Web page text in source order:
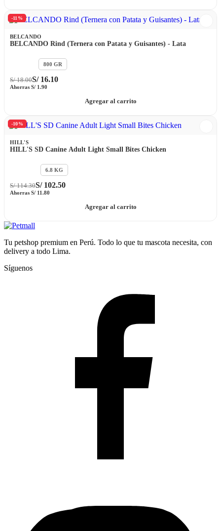
-11%
BELCANDO
BELCANDO Rind (Ternera con Patata y Guisantes) - Lata
800 GR
S/18.00S/16.10
Ahorras S/ 1.90
Agregar al carrito
-10%
HILL'S
HILL'S SD Canine Adult Light Small Bites Chicken
6.8 KG
S/114.30S/102.50
Ahorras S/ 11.80
Agregar al carrito
Tu petshop premium en Perú. Todo lo que tu mascota necesita, con
delivery a todo Lima.
Síguenos